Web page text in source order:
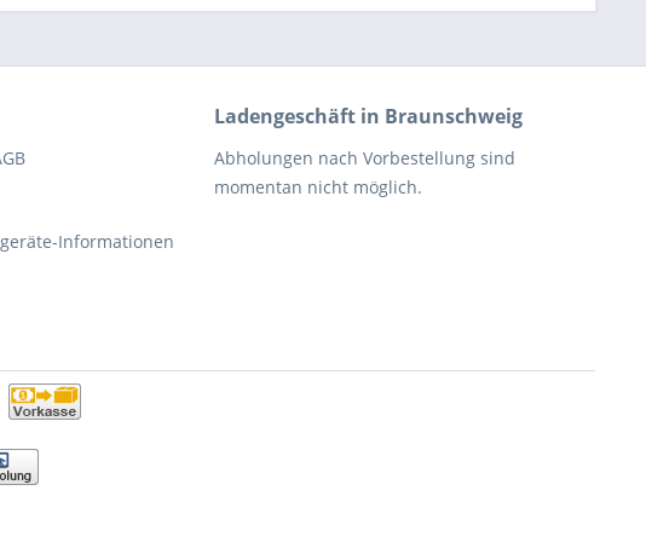
Informationen
Ladengeschäft in Braunschweig
Abholungen nach Vorbestellung sind
momentan nicht möglich.